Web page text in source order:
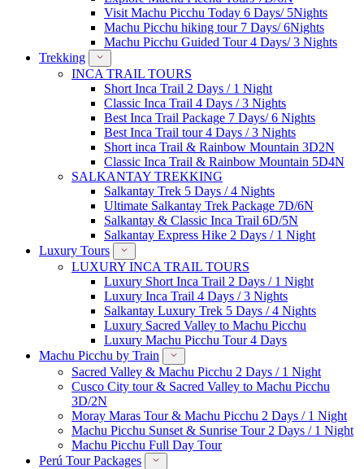
Visit Machu Picchu Today 6 Days/ 5Nights
Machu Picchu hiking tour 7 Days/ 6Nights
Machu Picchu Guided Tour 4 Days/ 3 Nights
Trekking
INCA TRAIL TOURS
Short Inca Trail 2 Days / 1 Night
Classic Inca Trail 4 Days / 3 Nights
Best Inca Trail Package 7 Days/ 6 Nights
Best Inca Trail tour 4 Days / 3 Nights
Short inca Trail & Rainbow Mountain 3D2N
Classic Inca Trail & Rainbow Mountain 5D4N
SALKANTAY TREKKING
Salkantay Trek 5 Days / 4 Nights
Ultimate Salkantay Trek Package 7D/6N
Salkantay & Classic Inca Trail 6D/5N
Salkantay Express Hike 2 Days / 1 Night
Luxury Tours
LUXURY INCA TRAIL TOURS
Luxury Short Inca Trail 2 Days / 1 Night
Luxury Inca Trail 4 Days / 3 Nights
Salkantay Luxury Trek 5 Days / 4 Nights
Luxury Sacred Valley to Machu Picchu
Luxury Machu Picchu Tour 4 Days
Machu Picchu by Train
Sacred Valley & Machu Picchu 2 Days / 1 Night
Cusco City tour & Sacred Valley to Machu Picchu
3D/2N
Moray Maras Tour & Machu Picchu 2 Days / 1 Night
Machu Picchu Sunset & Sunrise Tour 2 Days / 1 Night
Machu Picchu Full Day Tour
Perú Tour Packages